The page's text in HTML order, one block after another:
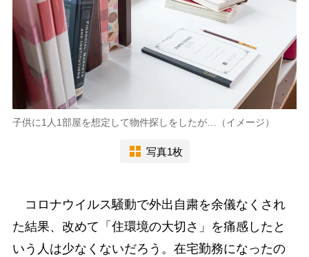
子供に1人1部屋を想定して物件探しをしたが…（イメージ）
写真1枚
コロナウイルス騒動で外出自粛を余儀なくされ
た結果、改めて「住環境の大切さ」を痛感したと
いう人は少なくないだろう。在宅勤務になったの